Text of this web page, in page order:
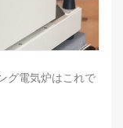
グ電気炉はこれで